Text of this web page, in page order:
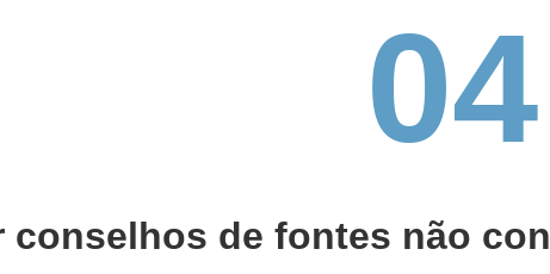
04
conselhos de fontes não